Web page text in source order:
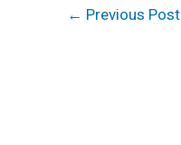
← Previous Post